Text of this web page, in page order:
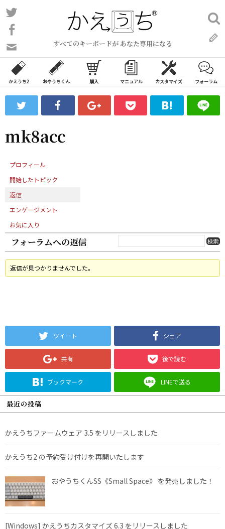
コ
ン
ン
ツ
ス
ッ
すべてのキーボードが あなた専用になる
い
合
わ
フ
ォ
ム
検
索:
かえうち2 おやうちくん 購入 マニュアル カスタマイズ フォーラム
mk8acc
プロフィール
開始したトピック
返信
エンゲージメント
お気に入り
フォーラムへの返信
返信が見つかりませんでした。
ツイート シェア
共有 後で読む
ブックマーク LINEで送る
最近の投稿
かえうちファームウェア 3.5 をリリースしました
かえうち2 の予約受け付けを再開いたします
おやうちくんSS《Small Space》 を発売しました！
[Windows] かえうちカスタマイズ 6.3 をリリースしました